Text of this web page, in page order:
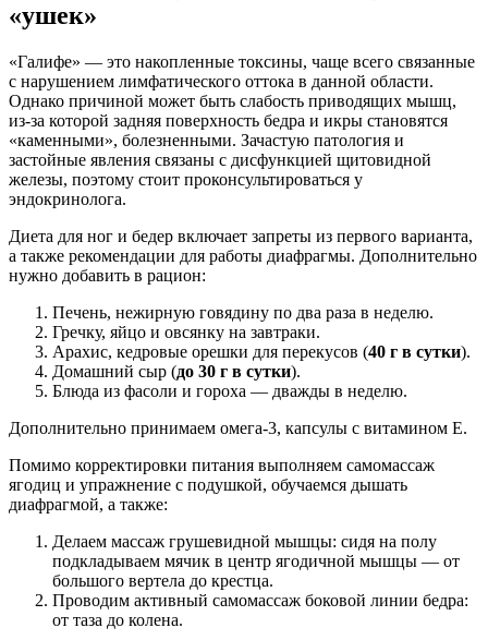
«ушек»
«Галифе» — это накопленные токсины, чаще всего связанные
с нарушением лимфатического оттока в данной области.
Однако причиной может быть слабость приводящих мышц,
из-за которой задняя поверхность бедра и икры становятся
«каменными», болезненными. Зачастую патология и
застойные явления связаны с дисфункцией щитовидной
железы, поэтому стоит проконсультироваться у
эндокринолога.
Диета для ног и бедер включает запреты из первого варианта,
а также рекомендации для работы диафрагмы. Дополнительно
нужно добавить в рацион:
Печень, нежирную говядину по два раза в неделю.
Гречку, яйцо и овсянку на завтраки.
Арахис, кедровые орешки для перекусов (40 г в сутки).
Домашний сыр (до 30 г в сутки).
Блюда из фасоли и гороха — дважды в неделю.
Дополнительно принимаем омега-3, капсулы с витамином Е.
Помимо корректировки питания выполняем самомассаж
ягодиц и упражнение с подушкой, обучаемся дышать
диафрагмой, а также:
Делаем массаж грушевидной мышцы: сидя на полу
подкладываем мячик в центр ягодичной мышцы — от
большого вертела до крестца.
Проводим активный самомассаж боковой линии бедра:
от таза до колена.